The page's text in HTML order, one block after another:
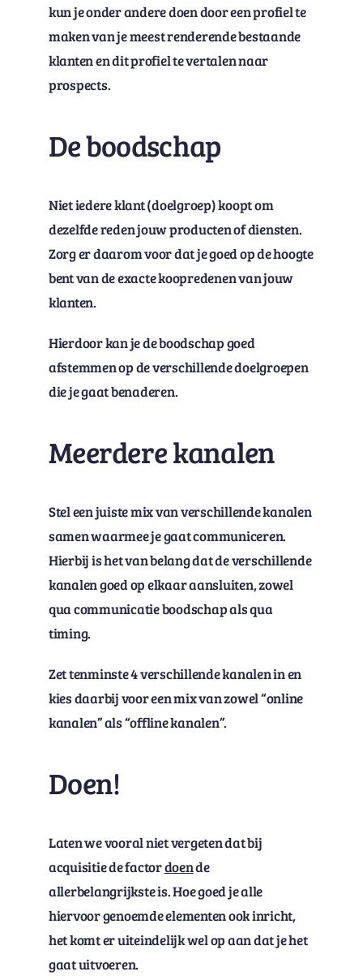
kun je onder andere doen door een profiel te
maken van je meest renderende bestaande
klanten en dit profiel te vertalen naar
prospects.
De boodschap
Niet iedere klant (doelgroep) koopt om
dezelfde reden jouw producten of diensten.
Zorg er daarom voor dat je goed op de hoogte
bent van de exacte koopredenen van jouw
klanten.
Hierdoor kan je de boodschap goed
afstemmen op de verschillende doelgroepen
die je gaat benaderen.
Meerdere kanalen
Stel een juiste mix van verschillende kanalen
samen waarmee je gaat communiceren.
Hierbij is het van belang dat de verschillende
kanalen goed op elkaar aansluiten, zowel
qua communicatie boodschap als qua
timing.
Zet tenminste 4 verschillende kanalen in en
kies daarbij voor een mix van zowel “online
kanalen” als “offline kanalen”.
Doen!
Laten we vooral niet vergeten dat bij
acquisitie de factordoende
allerbelangrijkste is. Hoe goed je alle
hiervoor genoemde elementen ook inricht,
het komt er uiteindelijk wel op aan dat je het
gaat uitvoeren.